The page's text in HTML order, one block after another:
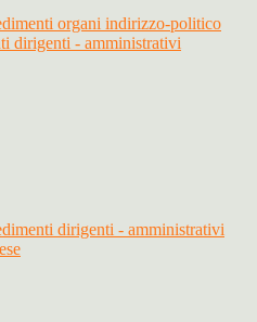
organi indirizzo-politico
dirigenti - amministrativi
dirigenti - amministrativi